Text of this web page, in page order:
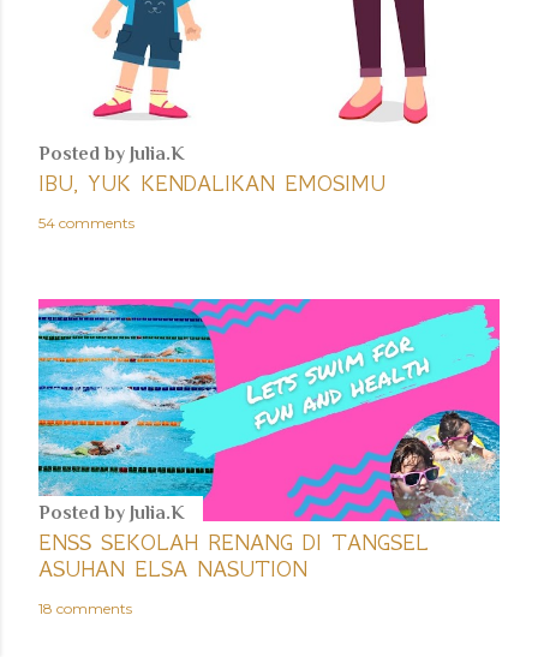
Posted by Julia.K
IBU, YUK KENDALIKAN EMOSIMU
54 comments
Posted by Julia.K
ENSS SEKOLAH RENANG DI TANGSEL
ASUHAN ELSA NASUTION
18 comments